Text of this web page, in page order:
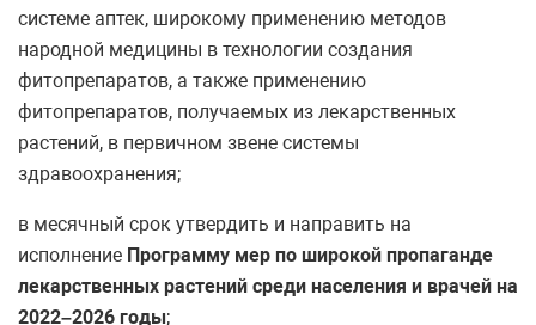
системе аптек, широкому применению методов
народной медицины в технологии создания
фитопрепаратов, а также применению
фитопрепаратов, получаемых из лекарственных
растений, в первичном звене системы
здравоохранения;
в месячный срок утвердить и направить на
исполнение Программу мер по широкой пропаганде
лекарственных растений среди населения и врачей на
2022–2026 годы;